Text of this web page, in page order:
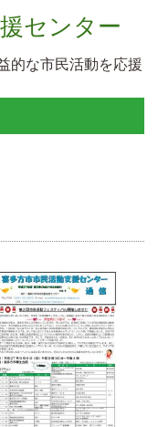
センター
的な市民活動を応援